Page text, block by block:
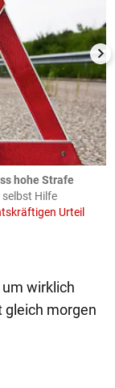
hohe Strafe
selbst Hilfe
Urteil
wirklich
gleich morgen